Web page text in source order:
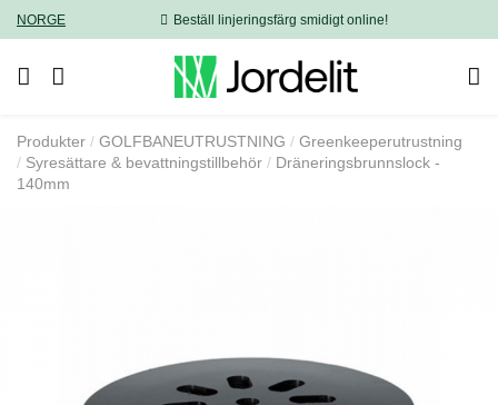
NORGE Beställ linjeringsfärg smidigt online!
Produkter GOLFBANEUTRUSTNING
Greenkeeperutrustning
Syresättare & bevattningstillbehör
Dräneringsbrunnslock -
140mm